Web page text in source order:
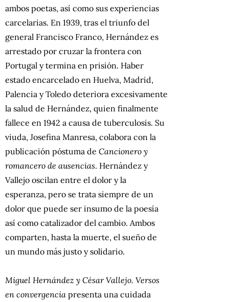
ambos poetas, así como sus experiencias
carcelarias. En 1939, tras el triunfo del
general Francisco Franco, Hernández es
arrestado por cruzar la frontera con
Portugal y termina en prisión. Haber
estado encarcelado en Huelva, Madrid,
Palencia y Toledo deteriora excesivamente
la salud de Hernández, quien finalmente
fallece en 1942 a causa de tuberculosis. Su
viuda, Josefina Manresa, colabora con la
publicación póstuma de Cancionero y
romancero de ausencias. Hernández y
Vallejo oscilan entre el dolor y la
esperanza, pero se trata siempre de un
dolor que puede ser insumo de la poesía
así como catalizador del cambio. Ambos
comparten, hasta la muerte, el sueño de
un mundo más justo y solidario.
Miguel Hernández y César Vallejo. Versos
en convergencia presenta una cuidada